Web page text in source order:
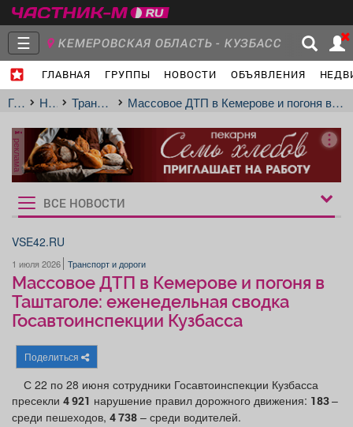
☰ КЕМЕРОВСКАЯ ОБЛАСТЬ - КУЗБАСС
ГЛАВНАЯ ГРУППЫ НОВОСТИ ОБЪЯВЛЕНИЯ
Главная
Группы
Объявления Недвижимость Услуги
Работа Транспорт
Афиша
ГлавнаяНовостиТранспорт и дороги Массовое ДТП в Кемерове и погоня в Таштаголе: еженедельная сводка Госавтоинспекции Кузбасса
реклама
Рукбрики
новостей
ВСЕ НОВОСТИ
VSE42.RU
1 июля 2026 Транспорт и дороги
Массовое ДТП в Кемерове и погоня в
Таштаголе: еженедельная сводка
Госавтоинспекции Кузбасса
Поделиться
С 22 по 28 июня сотрудники Госавтоинспекции Кузбасса
пресекли 4 921 нарушение правил дорожного движения: 183–
среди пешеходов, 4 738 – среди водителей.